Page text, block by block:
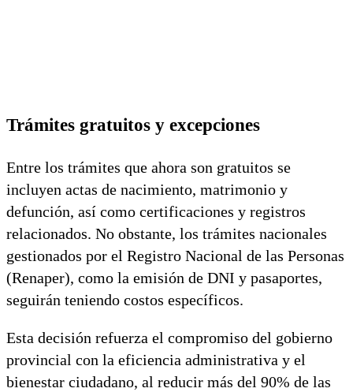
Trámites gratuitos y excepciones
Entre los trámites que ahora son gratuitos se
incluyen actas de nacimiento, matrimonio y
defunción, así como certificaciones y registros
relacionados. No obstante, los trámites nacionales
gestionados por el Registro Nacional de las Personas
(Renaper), como la emisión de DNI y pasaportes,
seguirán teniendo costos específicos.
Esta decisión refuerza el compromiso del gobierno
provincial con la eficiencia administrativa y el
bienestar ciudadano, al reducir más del 90% de las